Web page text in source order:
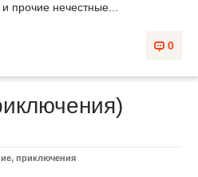
прочие нечестные...
0
приключения